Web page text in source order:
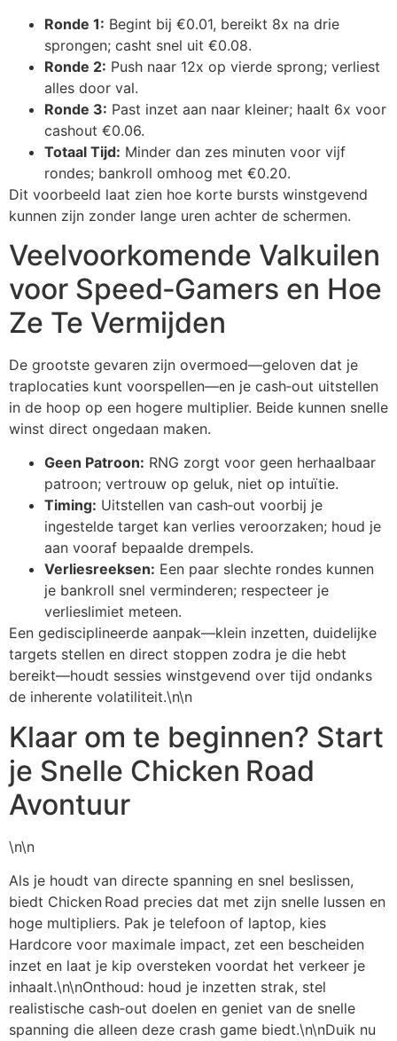
Ronde 1: Begint bij €0.01, bereikt 8x na drie
sprongen; casht snel uit €0.08.
Ronde 2: Push naar 12x op vierde sprong; verliest
alles door val.
Ronde 3: Past inzet aan naar kleiner; haalt 6x voor
cashout €0.06.
Totaal Tijd: Minder dan zes minuten voor vijf
rondes; bankroll omhoog met €0.20.
Dit voorbeeld laat zien hoe korte bursts winstgevend
kunnen zijn zonder lange uren achter de schermen.
Veelvoorkomende Valkuilen
voor Speed‑Gamers en Hoe
Ze Te Vermijden
De grootste gevaren zijn overmoed—geloven dat je
traplocaties kunt voorspellen—en je cash‑out uitstellen
in de hoop op een hogere multiplier. Beide kunnen snelle
winst direct ongedaan maken.
Geen Patroon: RNG zorgt voor geen herhaalbaar
patroon; vertrouw op geluk, niet op intuïtie.
Timing: Uitstellen van cash‑out voorbij je
ingestelde target kan verlies veroorzaken; houd je
aan vooraf bepaalde drempels.
Verliesreeksen: Een paar slechte rondes kunnen
je bankroll snel verminderen; respecteer je
verlieslimiet meteen.
Een gedisciplineerde aanpak—klein inzetten, duidelijke
targets stellen en direct stoppen zodra je die hebt
bereikt—houdt sessies winstgevend over tijd ondanks
de inherente volatiliteit.\n\n
Klaar om te beginnen? Start
je Snelle Chicken Road
Avontuur
\n\n
Als je houdt van directe spanning en snel beslissen,
biedt Chicken Road precies dat met zijn snelle lussen en
hoge multipliers. Pak je telefoon of laptop, kies
Hardcore voor maximale impact, zet een bescheiden
inzet en laat je kip oversteken voordat het verkeer je
inhaalt.\n\nOnthoud: houd je inzetten strak, stel
realistische cash‑out doelen en geniet van de snelle
spanning die alleen deze crash game biedt.\n\nDuik nu